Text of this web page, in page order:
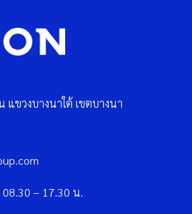
ขวงบางนาใต้ เขตบางนา
08.30 – 17.30 น.